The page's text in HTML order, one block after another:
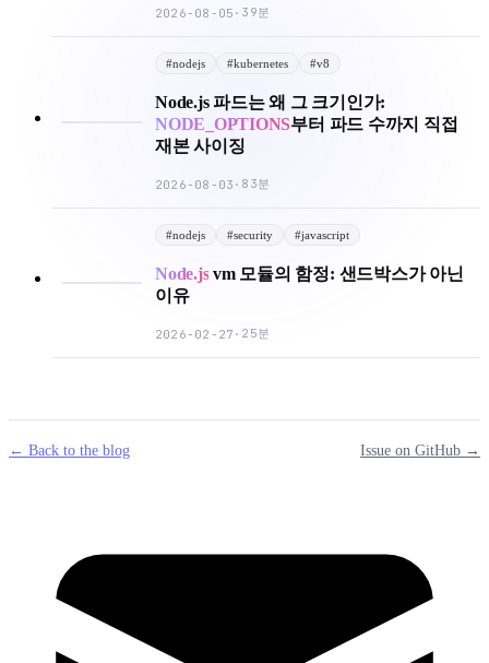
2026-08-05 · 39분
#nodejs #kubernetes #v8
Node.js 파드는 왜 그 크기인가:
NODE_OPTIONS부터 파드 수까지 직접
재본 사이징
2026-08-03 · 83분
#nodejs #security #javascript
Node.js vm 모듈의 함정: 샌드박스가 아닌
이유
2026-02-27 · 25분
← Back to the blog Issue on GitHub →